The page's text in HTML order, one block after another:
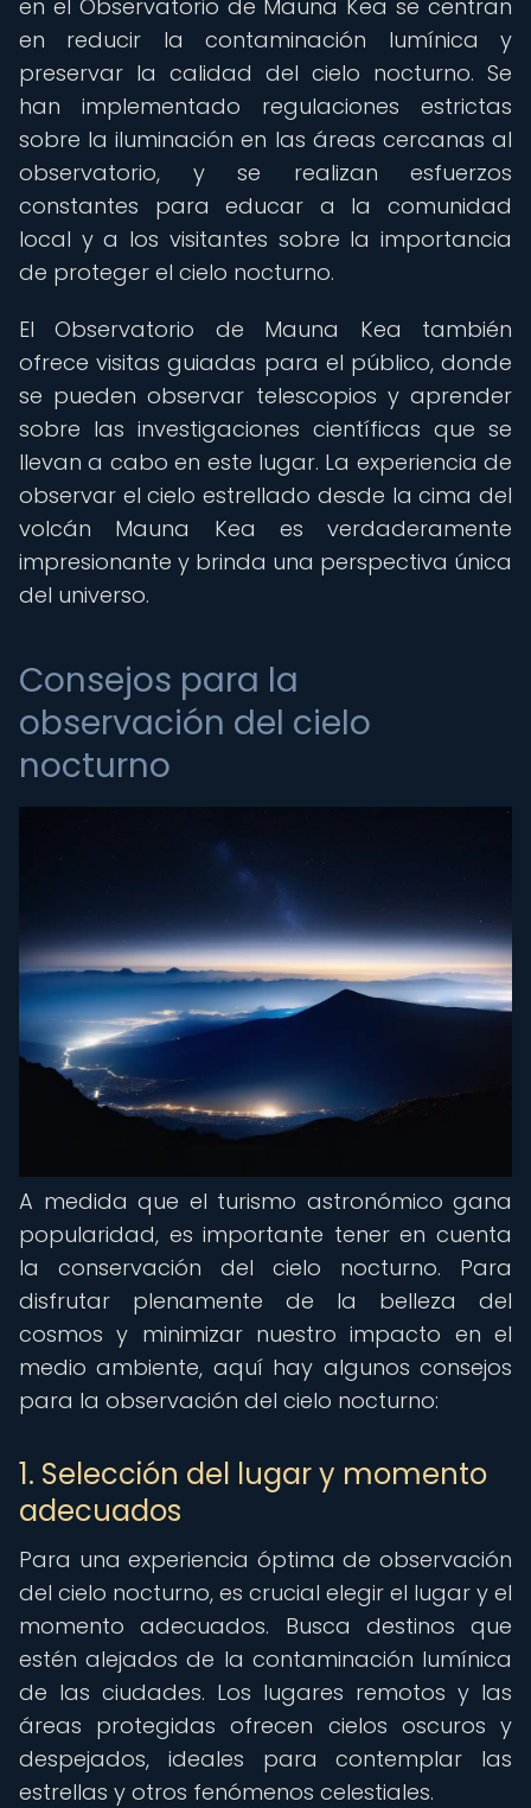
en el Observatorio de Mauna Kea se centran
en reducir la contaminación lumínica y
preservar la calidad del cielo nocturno. Se
han implementado regulaciones estrictas
sobre la iluminación en las áreas cercanas al
observatorio, y se realizan esfuerzos
constantes para educar a la comunidad
local y a los visitantes sobre la importancia
de proteger el cielo nocturno.
El Observatorio de Mauna Kea también
ofrece visitas guiadas para el público, donde
se pueden observar telescopios y aprender
sobre las investigaciones científicas que se
llevan a cabo en este lugar. La experiencia de
observar el cielo estrellado desde la cima del
volcán Mauna Kea es verdaderamente
impresionante y brinda una perspectiva única
del universo.
Consejos para la
observación del cielo
nocturno
A medida que el turismo astronómico gana
popularidad, es importante tener en cuenta
la conservación del cielo nocturno. Para
disfrutar plenamente de la belleza del
cosmos y minimizar nuestro impacto en el
medio ambiente, aquí hay algunos consejos
para la observación del cielo nocturno:
1. Selección del lugar y momento
adecuados
Para una experiencia óptima de observación
del cielo nocturno, es crucial elegir el lugar y el
momento adecuados. Busca destinos que
estén alejados de la contaminación lumínica
de las ciudades. Los lugares remotos y las
áreas protegidas ofrecen cielos oscuros y
despejados, ideales para contemplar las
estrellas y otros fenómenos celestiales.